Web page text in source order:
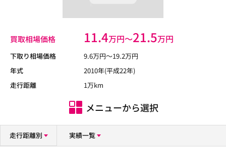
買取相場価格 11.4万円〜21.5万円
下取り相場価格 9.6万円〜19.2万円
年式
2010年(平成22年)
走行距離
1万km
メニューから選択
走行距離別 実績一覧